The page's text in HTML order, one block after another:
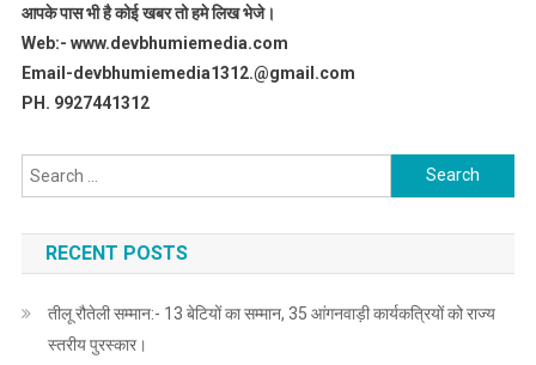
आपके पास भी है कोई खबर तो हमे लिख भेजे।
Web:- www.devbhumiemedia.com
Email-devbhumiemedia1312.@gmail.com
PH. 9927441312
Search
for:
RECENT POSTS
तीलू रौतेली सम्मान:- 13 बेटियों का सम्मान, 35 आंगनवाड़ी कार्यकत्रियों को राज्य
स्तरीय पुरस्कार।